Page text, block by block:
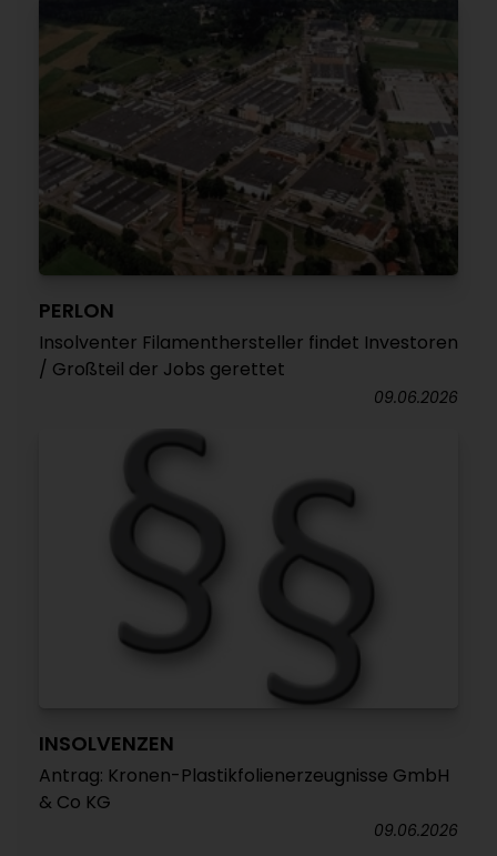
PERLON
Insolventer Filamenthersteller findet Investoren
/ Großteil der Jobs gerettet
09.06.2026
INSOLVENZEN
Antrag: Kronen-Plastikfolienerzeugnisse GmbH
& Co KG
09.06.2026